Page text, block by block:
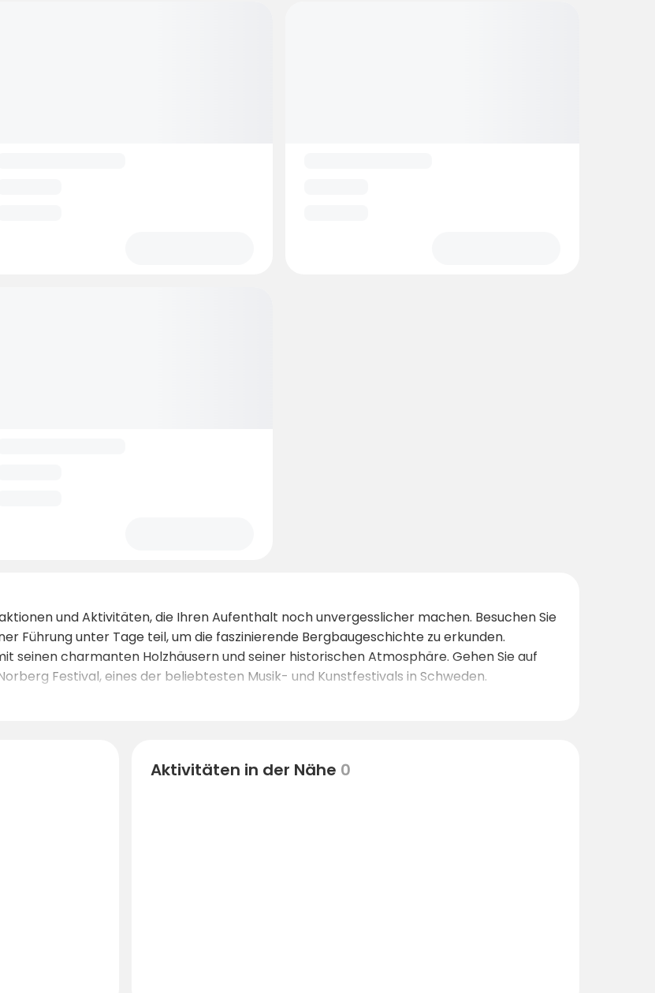
und Aktivitäten, die Ihren Aufenthalt noch unvergesslicher machen. Besuchen Sie
Führung unter Tage teil, um die faszinierende Bergbaugeschichte zu erkunden.
seinen charmanten Holzhäusern und seiner historischen Atmosphäre. Gehen Sie auf
Festival, eines der beliebtesten Musik- und Kunstfestivals in Schweden.
Aktivitäten in der Nähe 0